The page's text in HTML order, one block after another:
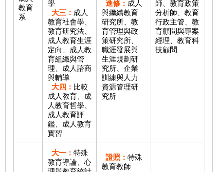
教育
系
學
大三： 成人
教育社會學、
教育研究法、
成人教育生涯
定向、成人教
育組織與管
理、成人諮商
與輔導
大四： 比較
成人教育、成
人教育哲學、
成人教育評
鑑、成人教育
實習
進修： 成人
與繼續教育
研究所、教
育管理與政
策研究所、
職涯發展與
生涯規劃研
究所、企業
訓練與人力
資源管理研
究所
師、教育政策
分析師、教育
行政主管、教
育顧問與專案
經理、教育科
技顧問
大一：特殊
教育導論、心
證照：特殊
教育教師